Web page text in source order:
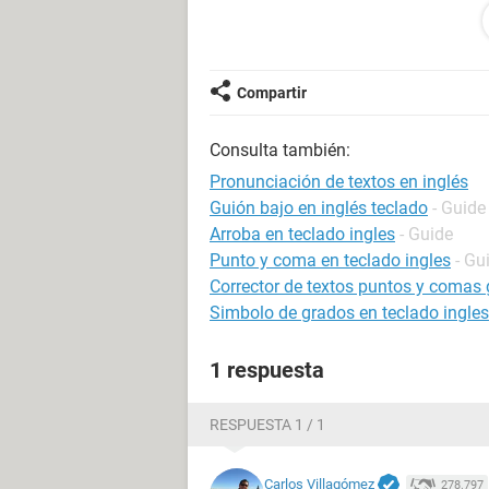
most likely to happen in the future.
to an office but will work from
recipe and then 'print' the sofa,
visits to the doctor. We will all have
problem is and give us treatment.
get resources that we have used
whether people would still need to
Compartir
Consulta también:
Pronunciación de textos en inglés
Guión bajo en inglés teclado - Guide
Arroba en teclado ingles - Guide
Punto y coma en teclado ingles -
Corrector de textos puntos y comas
Simbolo de grados en teclado ingles
1 respuesta
RESPUESTA 1 / 1
Carlos Villagómez 278.797